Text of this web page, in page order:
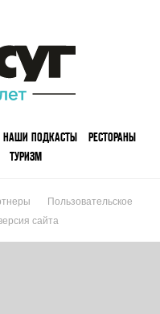
НАШИ ПОДКАСТЫ
РЕСТОРАНЫ
ТУРИЗМ
Пользовательское
сайта